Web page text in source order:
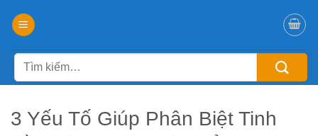
đến
dungTìm
kiếm:
3 Yếu Tố Giúp Phân Biệt Tinh